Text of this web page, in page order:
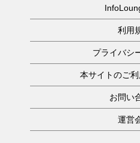
利用
プライバシ
本サイトのご
お問い
運営